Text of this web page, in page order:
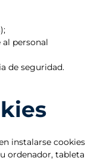
personal
de seguridad.
instalarse cookies
ordenador, tableta